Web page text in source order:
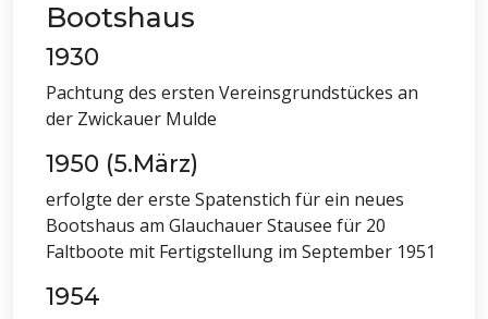
Bootshaus
1930
Pachtung des ersten Vereinsgrundstückes an
der Zwickauer Mulde
1950 (5.März)
erfolgte der erste Spatenstich für ein neues
Bootshaus am Glauchauer Stausee für 20
Faltboote mit Fertigstellung im September 1951
1954